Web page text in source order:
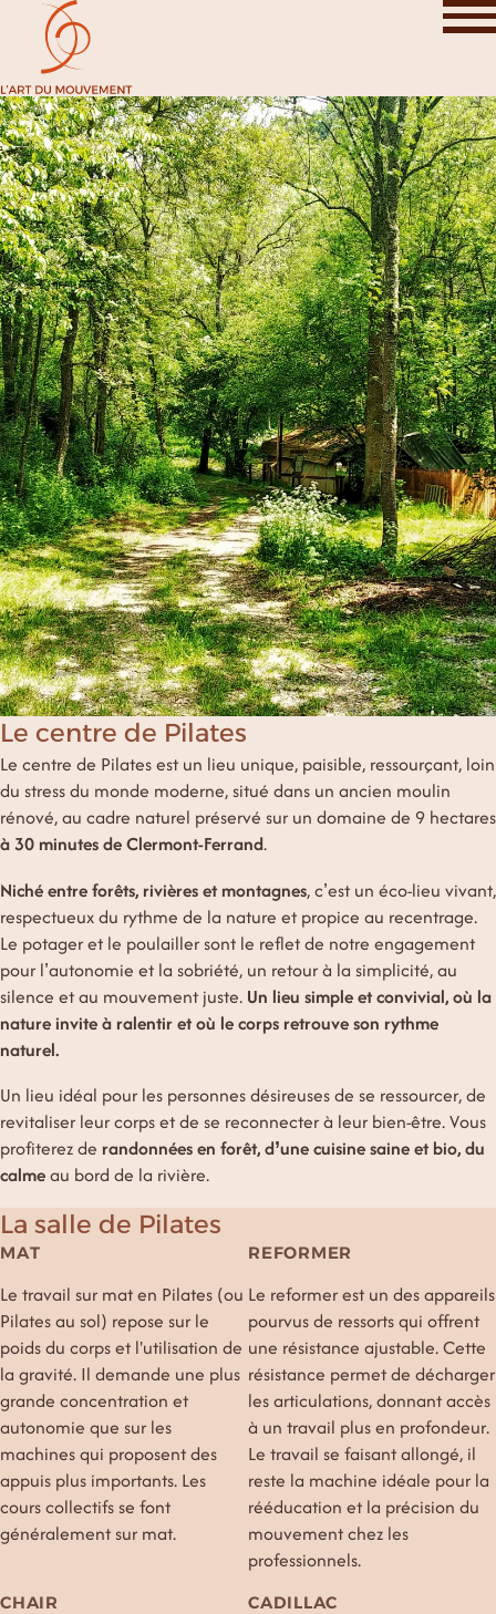
Le centre de Pilates
Le centre de Pilates est un lieu unique, paisible, ressourçant, loin
du stress du monde moderne, situé dans un ancien moulin
rénové, au cadre naturel préservé sur un domaine de 9 hectares
à 30 minutes de Clermont-Ferrand.
Niché entre forêts, rivières et montagnes, c’est un éco-lieu vivant,
respectueux du rythme de la nature et propice au recentrage.
Le potager et le poulailler sont le reflet de notre engagement
pour l’autonomie et la sobriété, un retour à la simplicité, au
silence et au mouvement juste. Un lieu simple et convivial, où la
nature invite à ralentir et où le corps retrouve son rythme
naturel.
Un lieu idéal pour les personnes désireuses de se ressourcer, de
revitaliser leur corps et de se reconnecter à leur bien-être. Vous
profiterez de randonnées en forêt, d’une cuisine saine et bio, du
calmeau bord de la rivière.
La salle de Pilates
MAT
Le travail sur mat en Pilates (ou
Pilates au sol) repose sur le
poids du corps et l'utilisation de
la gravité. Il demande une plus
grande concentration et
autonomie que sur les
machines qui proposent des
appuis plus importants. Les
cours collectifs se font
généralement sur mat.
REFORMER
Le reformer est un des appareils
pourvus de ressorts qui offrent
une résistance ajustable. Cette
résistance permet de décharger
les articulations, donnant accès
à un travail plus en profondeur.
Le travail se faisant allongé, il
reste la machine idéale pour la
rééducation et la précision du
mouvement chez les
professionnels.
CHAIR CADILLAC